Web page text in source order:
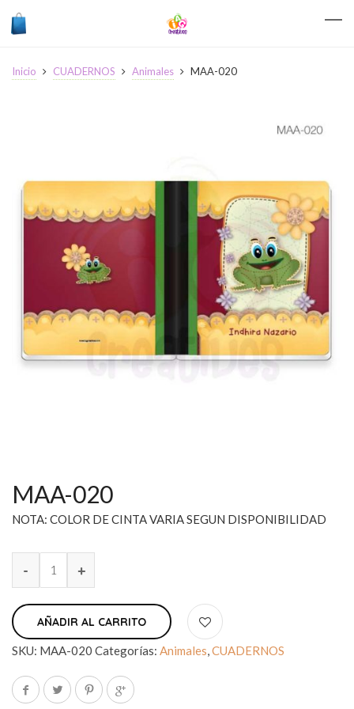
Inicio CUADERNOS Animales MAA-020
MAA-020
NOTA: COLOR DE CINTA VARIA SEGUN DISPONIBILIDAD
AÑADIR AL CARRITO
SKU: MAA-020 Categorías: Animales,CUADERNOS